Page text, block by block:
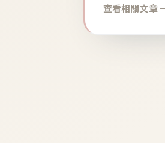
查看相關文章